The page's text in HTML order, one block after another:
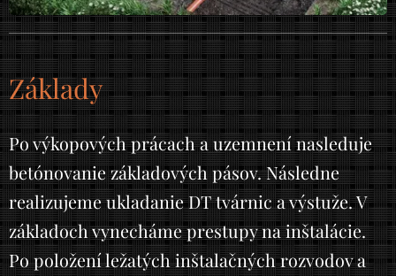
Základy
Po výkopových prácach a uzemnení nasleduje
betónovanie základových pásov. Následne
realizujeme ukladanie DT tvárnic a výstuže. V
základoch vynecháme prestupy na inštalácie.
Po položení ležatých inštalačných rozvodov a